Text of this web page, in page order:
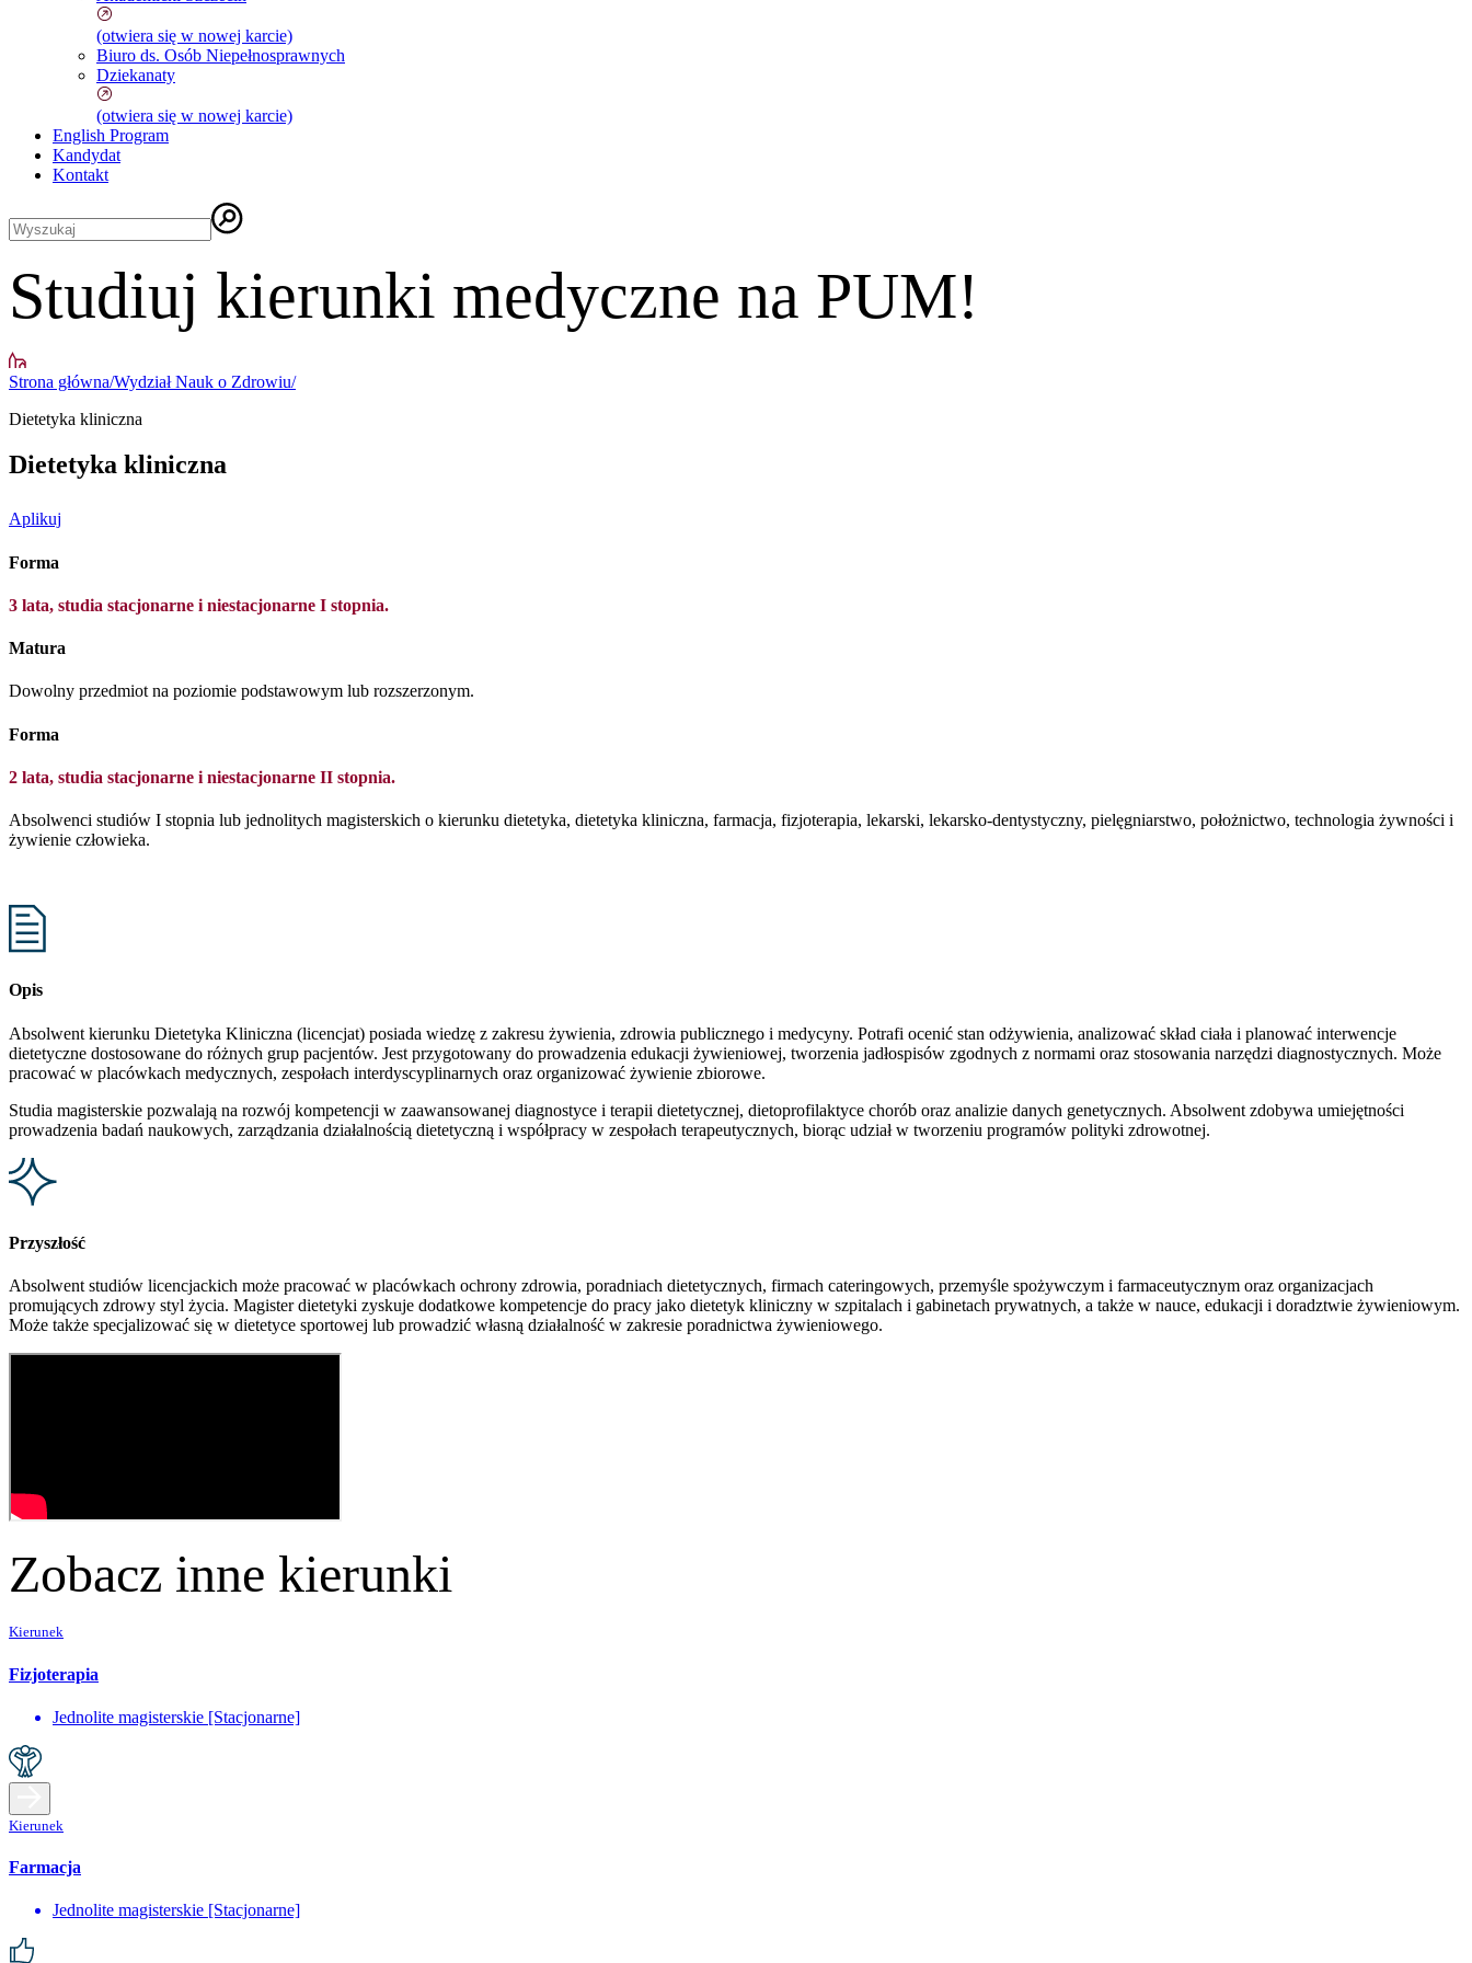
(otwiera się w nowej karcie)
Biuro ds. Osób Niepełnosprawnych
Dziekanaty
(otwiera się w nowej karcie)
English Program
Kandydat
Kontakt
Studiuj kierunki medyczne na PUM!
Strona główna/Wydział Nauk o Zdrowiu/
Dietetyka kliniczna
Dietetyka kliniczna
Aplikuj
Forma
3 lata, studia stacjonarne i niestacjonarne I stopnia.
Matura
Dowolny przedmiot na poziomie podstawowym lub rozszerzonym.
Forma
2 lata, studia stacjonarne i niestacjonarne II stopnia.
Absolwenci studiów I stopnia lub jednolitych magisterskich o kierunku dietetyka, dietetyka kliniczna, farmacja, fizjoterapia, lekarski, lekarsko-dentystyczny, pielęgniarstwo, położnictwo, technologia żywności i
żywienie człowieka.
Opis
Absolwent kierunku Dietetyka Kliniczna (licencjat) posiada wiedzę z zakresu żywienia, zdrowia publicznego i medycyny. Potrafi ocenić stan odżywienia, analizować skład ciała i planować interwencje
dietetyczne dostosowane do różnych grup pacjentów. Jest przygotowany do prowadzenia edukacji żywieniowej, tworzenia jadłospisów zgodnych z normami oraz stosowania narzędzi diagnostycznych. Może
pracować w placówkach medycznych, zespołach interdyscyplinarnych oraz organizować żywienie zbiorowe.
Studia magisterskie pozwalają na rozwój kompetencji w zaawansowanej diagnostyce i terapii dietetycznej, dietoprofilaktyce chorób oraz analizie danych genetycznych. Absolwent zdobywa umiejętności
prowadzenia badań naukowych, zarządzania działalnością dietetyczną i współpracy w zespołach terapeutycznych, biorąc udział w tworzeniu programów polityki zdrowotnej.
Przyszłość
Absolwent studiów licencjackich może pracować w placówkach ochrony zdrowia, poradniach dietetycznych, firmach cateringowych, przemyśle spożywczym i farmaceutycznym oraz organizacjach
promujących zdrowy styl życia. Magister dietetyki zyskuje dodatkowe kompetencje do pracy jako dietetyk kliniczny w szpitalach i gabinetach prywatnych, a także w nauce, edukacji i doradztwie żywieniowym.
Może także specjalizować się w dietetyce sportowej lub prowadzić własną działalność w zakresie poradnictwa żywieniowego.
Zobacz inne kierunki
Kierunek
Fizjoterapia
Jednolite magisterskie [Stacjonarne]
Kierunek
Farmacja
Jednolite magisterskie [Stacjonarne]